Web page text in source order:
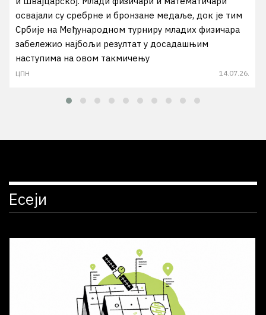
освајали су сребрне и бронзане медаље, док је тим
Србије на Међународном турниру младих физичара
забележио најбољи резултат у досадашњим
наступима на овом такмичењу
ЦПН 14.07.26.
Есеји